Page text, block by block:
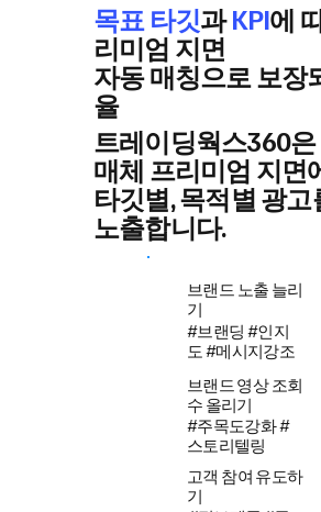
트레이딩웍스360은
매체 프리미엄 지면
타깃별, 목적별 광고
노출합니다.
목표 타깃과KPI에
리미엄 지면
자동 매칭으로 보장
율
브랜드 노출 늘리
기
#브랜딩 #인지
도 #메시지강조
브랜드 영상 조회
수 올리기
#주목도강화 #
스토리텔링
고객 참여 유도하
기